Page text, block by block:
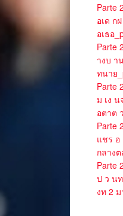
Parte
อเด ก
อเธอ
Parte
างบ า
ทนาย
Parte
ม เง
อตาต
Parte
แชร อ
กลาง
Parte
ป ว น
งท 2